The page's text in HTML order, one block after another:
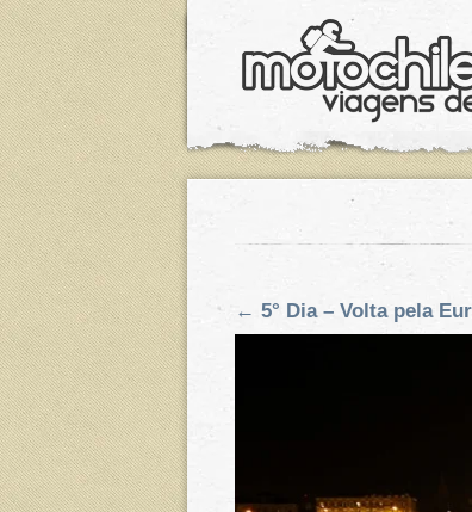
← 5° Dia – Volta pela